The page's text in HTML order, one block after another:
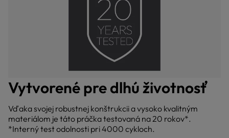
Vytvorené pre dlhú životnosť
Vďaka svojej robustnej konštrukcii a vysoko kvalitným
materiálom je táto práčka testovaná na 20 rokov*.
*Interný test odolnosti pri 4000 cykloch.